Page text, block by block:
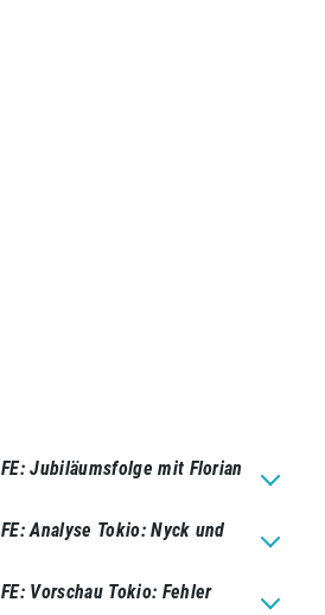
FE: Jubiläumsfolge mit Florian
FE: Analyse Tokio: Nyck und
FE: Vorschau Tokio: Fehler